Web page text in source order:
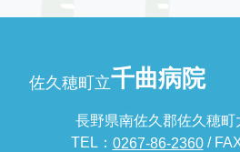
佐久穂町立千曲病院
長野県南佐久郡佐久穂町
TEL： 0267-86-2360/